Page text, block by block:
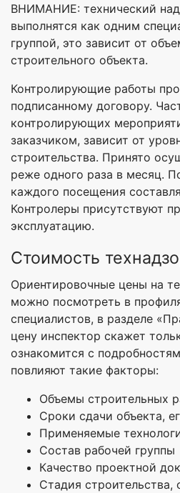
ВНИМАНИЕ: технический
выполнятся как одним
группой, это зависит от
строительного объекта.
Контролирующие работы
подписанному договору.
контролирующих
заказчиком, зависит от
строительства. Принято
реже одного раза в месяц.
каждого посещения
Контролеры присутствуют
эксплуатацию.
Стоимость
Ориентировочные цены на
можно посмотреть в
специалистов, в разделе
цену инспектор скажет
ознакомится с
повлияют такие факторы:
Объемы строительных
Сроки сдачи объекта,
Применяемые
Состав рабочей группы
Качество проектной
Стадия строительства,